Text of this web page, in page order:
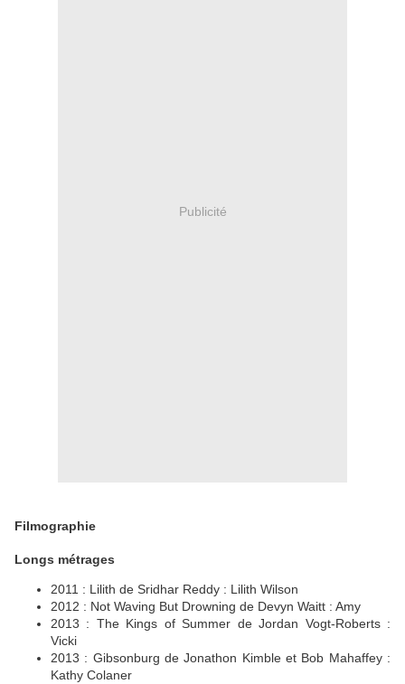
Publicité
Filmographie
Longs métrages
2011 : Lilith de Sridhar Reddy : Lilith Wilson
2012 : Not Waving But Drowning de Devyn Waitt : Amy
2013 : The Kings of Summer de Jordan Vogt-Roberts :
Vicki
2013 : Gibsonburg de Jonathon Kimble et Bob Mahaffey :
Kathy Colaner